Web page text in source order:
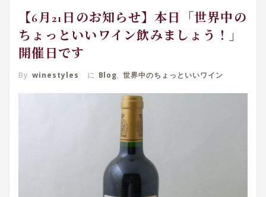
【6月21日のお知らせ】本日「世界中の
ちょっといいワイン飲みましょう！」
開催日です
By winestyles に Blog, 世界中のちょっといいワイン